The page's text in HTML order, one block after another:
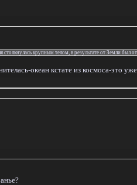
крупным телом, в результате от Земли был
океан кстате из космоса-это